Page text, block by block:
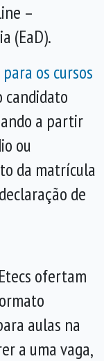
–
(EaD).
os cursos
candidato
a partir
ou
da matrícula
de
ofertam
aulas na
a uma vaga,